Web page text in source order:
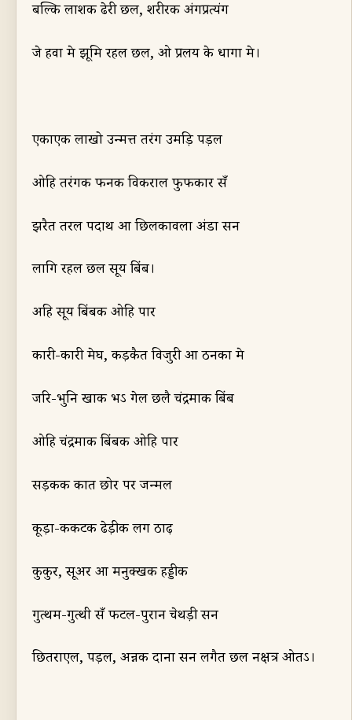
बल्कि लाशक ढेरी छल, शरीरक अंगप्रत्यंग
जे हवा मे झूमिरहल छल, ओ प्रलय केधागामे।
एकाएक लाखो उन्मत्त तरंग उमड़ि पड़ल
ओहि तरंगक फनक विकराल फुफकार सँ
झरैत तरल पदार्थआ छिलकावला अंडा सन
लागि रहल छल सूर्य बिंब।
अहि सूर्य बिंबक ओहि पार
कारी-कारी मेघ,कड़कैत विजुरी आ ठनका मे
जरि-भुनि खाक भऽ गेल छलैचंद्रमाक बिंब
ओहि चंद्रमाक बिंबक ओहि पार
सड़कक कात छोर पर जन्मल
कूड़ा-कर्कटक ढेड़ीक लग ठाढ़
कुकुर,सूअर आ मनुक्खक हड्डीक
गुत्थम-गुत्थी सँ फटल-पुरानचेथड़ी सन
छितराएल,पड़ल, अन्नक दाना सन लगैत छल नक्षत्रओतऽ।